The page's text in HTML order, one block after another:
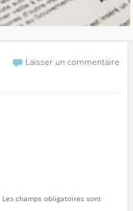
Laisser un commentaire
Les champs obligatoires sont